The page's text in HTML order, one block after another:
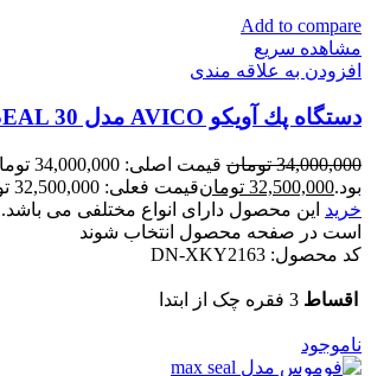
Add to compare
مشاهده سریع
افزودن به علاقه مندی
دستگاه پك آويكو AVICO مدل AVICO SEAL 30
34,000,000 تومان
قیمت اصلی:
بود.32,500,000 تومانقیمت فعلی: 32,500,000 تومان.
خرید این محصول دارای انواع مختلفی می
است در صفحه محصول انتخاب شوند
کد محصول: DN-XKY2163
اقساط 3 فقره چک از ابتدا
ناموجود